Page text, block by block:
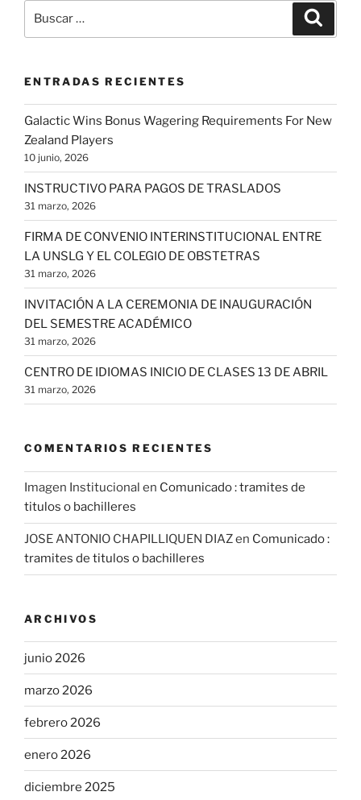
por:
ENTRADAS RECIENTES
Galactic Wins Bonus Wagering Requirements For New
Zealand Players
10 junio, 2026
INSTRUCTIVO PARA PAGOS DE TRASLADOS
31 marzo, 2026
FIRMA DE CONVENIO INTERINSTITUCIONAL ENTRE
LA UNSLG Y EL COLEGIO DE OBSTETRAS
31 marzo, 2026
INVITACIÓN A LA CEREMONIA DE INAUGURACIÓN
DEL SEMESTRE ACADÉMICO
31 marzo, 2026
CENTRO DE IDIOMAS INICIO DE CLASES 13 DE ABRIL
31 marzo, 2026
COMENTARIOS RECIENTES
Imagen Institucional en Comunicado : tramites de
titulos o bachilleres
JOSE ANTONIO CHAPILLIQUEN DIAZen Comunicado :
tramites de titulos o bachilleres
ARCHIVOS
junio 2026
marzo 2026
febrero 2026
enero 2026
diciembre 2025